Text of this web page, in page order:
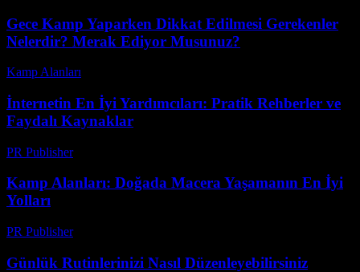
Gece Kamp Yaparken Dikkat Edilmesi Gerekenler
Nelerdir? Merak Ediyor Musunuz?
Kamp Alanları
İnternetin En İyi Yardımcıları: Pratik Rehberler ve
Faydalı Kaynaklar
PR Publisher-
Kamp Alanları: Doğada Macera Yaşamanın En İyi
Yolları
PR Publisher-
Günlük Rutinlerinizi Nasıl Düzenleyebilirsiniz